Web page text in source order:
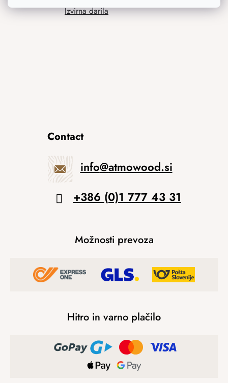
Izvirna darila
Contact
info@atmowood.si
+386 (0)1 777 43 31
Možnosti prevoza
Hitro in varno plačilo